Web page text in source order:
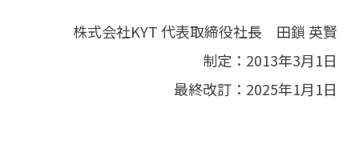
株式会社KYT 代表取締役社長 田鎖 英賢
制定：2013年3月1日
最終改訂：2025年1月1日